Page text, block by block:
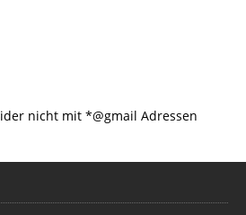
nicht mit *@gmail Adressen